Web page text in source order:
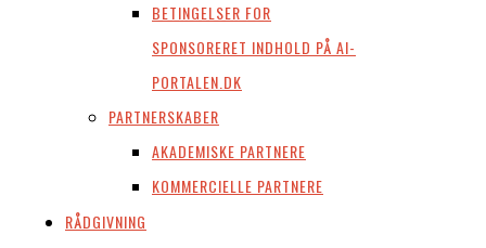
BETINGELSER FOR
SPONSORERET INDHOLD PÅ AI-
PORTALEN.DK
PARTNERSKABER
AKADEMISKE PARTNERE
KOMMERCIELLE PARTNERE
RÅDGIVNING